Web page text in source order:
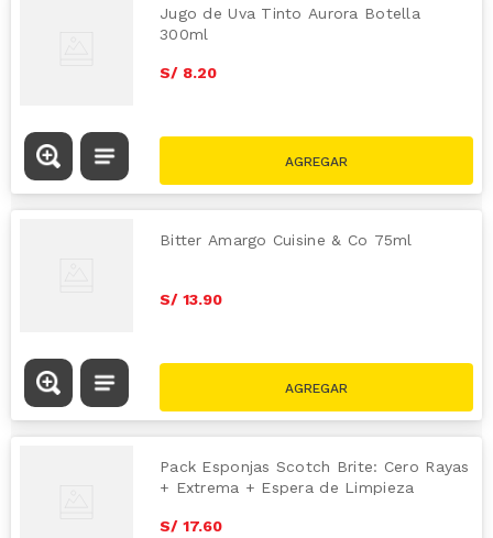
Jugo de Uva Tinto Aurora Botella
300ml
S/ 8.20
Bitter Amargo Cuisine & Co 75ml
S/ 13.90
Pack Esponjas Scotch Brite: Cero Rayas
+ Extrema + Espera de Limpieza
S/ 17.60